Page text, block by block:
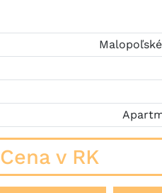
Cena v RK